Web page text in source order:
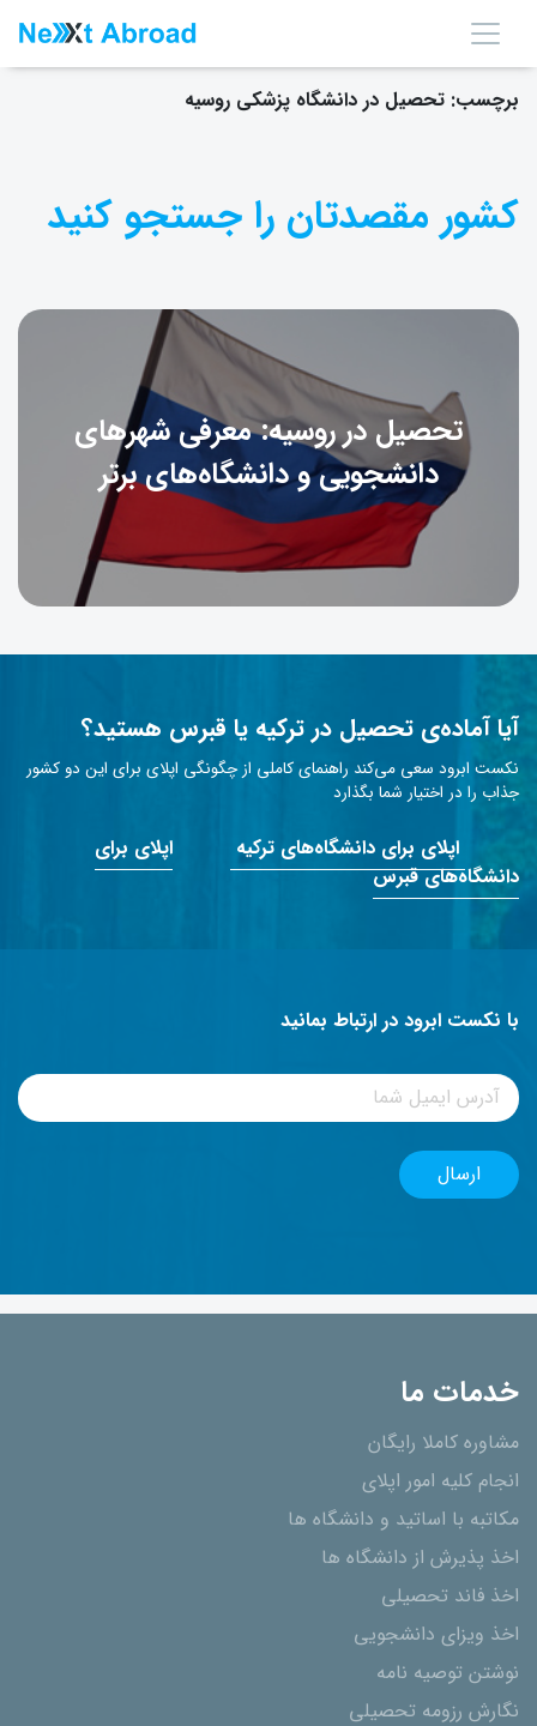
برچسب: تحصیل در دانشگاه پزشکی روسیه
کشور مقصدتان را جستجو کنید
تحصیل در روسیه: معرفی شهرهای
دانشجویی و دانشگاه‌های برتر
آیا آماده‌ی تحصیل در ترکیه یا قبرس هستید؟
نکست ابرود سعی می‌کند راهنمای کاملی از چگونگی اپلای برای این دو کشور
جذاب را در اختیار شما بگذارد
اپلای برای دانشگاه‌های ترکیه
اپلای برای
دانشگاه‌های قبرس
با نکست ابرود در ارتباط بمانید
خدمات ما
مشاوره کاملا رایگان
انجام کلیه امور اپلای
مکاتبه با اساتید و دانشگاه ها
اخذ پذیرش از دانشگاه ھا
اخذ فاند تحصیلی
اخذ ویزای دانشجویی
نوشتن توصیه نامه
نگارش رزومه تحصیلی